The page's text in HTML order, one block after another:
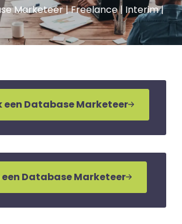
Marketeer | Freelance | Interim |
een Database Marketeer
een Database Marketeer